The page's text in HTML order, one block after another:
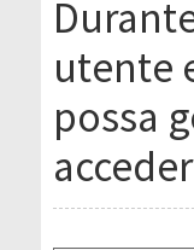
utente
possa